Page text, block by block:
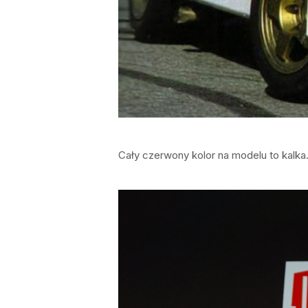
Cały czerwony kolor na modelu to kalka.